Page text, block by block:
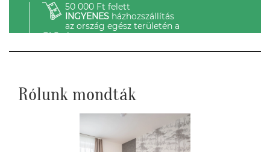
50 000 Ft felett
INGYENESházhozszállítás
az ország egész területén a
GLS-el.
Rólunk mondták